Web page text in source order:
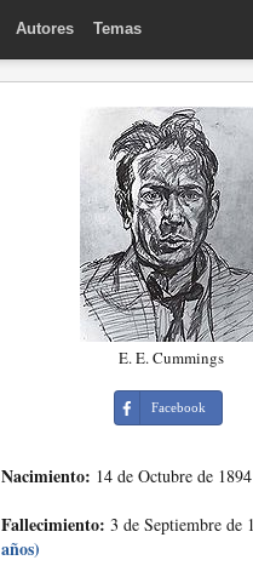
Autores Temas
E. E. Cummings
Facebook
Nacimiento: 14 de Octubre de 1894
Fallecimiento: 3 de Septiembre de
años)